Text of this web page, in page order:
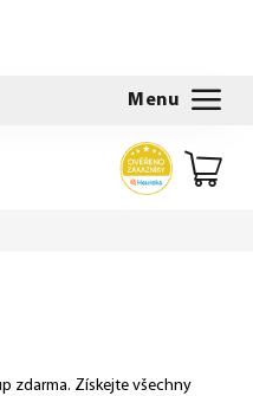
zdarma. Získejte všechny